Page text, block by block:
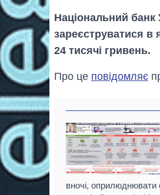
Національний банк
зареєструватися в
24 тисячі гривень.
Про це повідомляє
вночі, оприлюднювати